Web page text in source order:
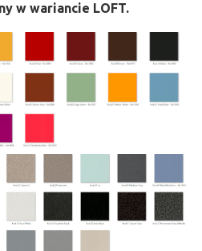
w wariancie LOFT.